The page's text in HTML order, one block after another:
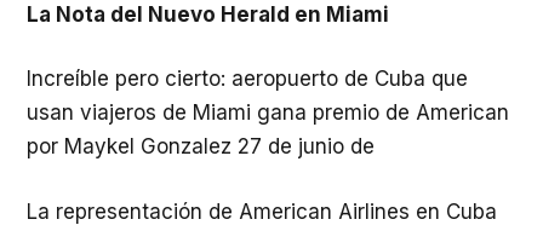
La Nota del Nuevo Herald en Miami
Increíble pero cierto: aeropuerto de Cuba que
usan viajeros de Miami gana premio de American
por Maykel Gonzalez 27 de junio de
La representación de American Airlines en Cuba